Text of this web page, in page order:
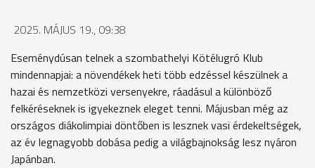
2025. MÁJUS 19., 09:38
Eseménydúsan telnek a szombathelyi Kötélugró Klub
mindennapjai: a növendékek heti több edzéssel készülnek a
hazai és nemzetközi versenyekre, ráadásul a különböző
felkéréseknek is igyekeznek eleget tenni. Májusban még az
országos diákolimpiai döntőben is lesznek vasi érdekeltségek,
az év legnagyobb dobása pedig a világbajnokság lesz nyáron
Japánban.